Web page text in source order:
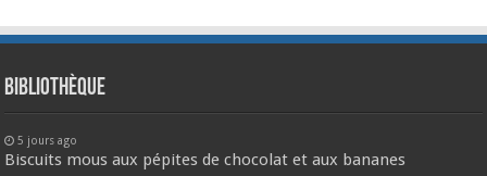
Bibliothèque
5 jours ago
Biscuits mous aux pépites de chocolat et aux bananes